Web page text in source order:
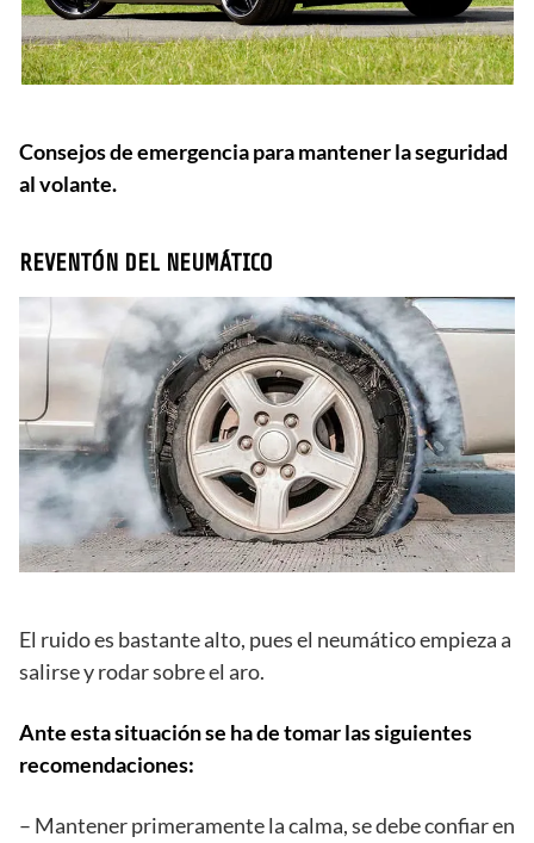
Consejos de emergencia para mantener la seguridad
al volante.
REVENTÓN DEL NEUMÁTICO
El ruido es bastante alto, pues el neumático empieza a
salirse y rodar sobre el aro.
Ante esta situación se ha de tomar las siguientes
recomendaciones:
– Mantener primeramente la calma, se debe confiar en